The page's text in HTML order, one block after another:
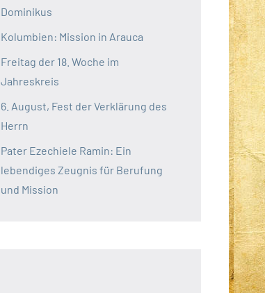
Dominikus
Kolumbien: Mission in Arauca
Freitag der 18. Woche im
Jahreskreis
6. August, Fest der Verklärung des
Herrn
Pater Ezechiele Ramin: Ein
lebendiges Zeugnis für Berufung
und Mission